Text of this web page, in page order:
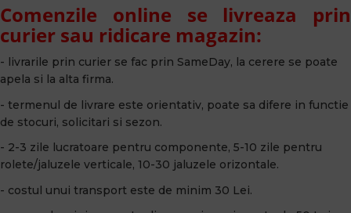
Comenzile online se livreaza prin
curier sau ridicare magazin:
- livrarile prin curier se fac prin SameDay, la cerere se poate
apela si la alta firma.
- termenul de livrare este orientativ, poate sa difere in functie
de stocuri, solicitari si sezon.
- 2-3 zile lucratoare pentru componente, 5-10 zile pentru
rolete/jaluzele verticale, 10-30 jaluzele orizontale.
- costul unui transport este de minim 30 Lei.